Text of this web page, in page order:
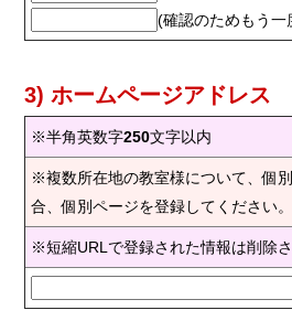
(確認のためもう一
3) ホームページアドレス
※半角英数字250文字以内
※複数所在地の教室様について、個
合、個別ページを登録してください。
※短縮URLで登録された情報は削除さ